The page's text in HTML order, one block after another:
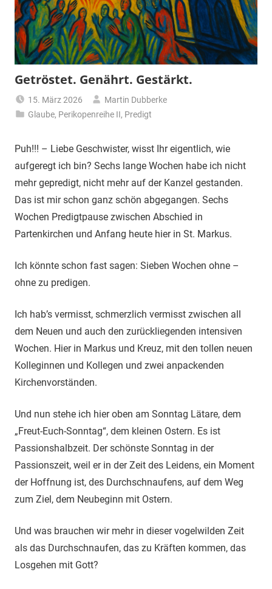
Getröstet. Genährt. Gestärkt.
15. März 2026
Martin Dubberke
Glaube, Perikopenreihe II, Predigt
Puh!!! – Liebe Geschwister, wisst Ihr eigentlich, wie
aufgeregt ich bin? Sechs lange Wochen habe ich nicht
mehr gepredigt, nicht mehr auf der Kanzel gestanden.
Das ist mir schon ganz schön abgegangen. Sechs
Wochen Predigtpause zwischen Abschied in
Partenkirchen und Anfang heute hier in St. Markus.
Ich könnte schon fast sagen: Sieben Wochen ohne –
ohne zu predigen.
Ich hab’s vermisst, schmerzlich vermisst zwischen all
dem Neuen und auch den zurückliegenden intensiven
Wochen. Hier in Markus und Kreuz, mit den tollen neuen
Kolleginnen und Kollegen und zwei anpackenden
Kirchenvorständen.
Und nun stehe ich hier oben am Sonntag Lätare, dem
„Freut-Euch-Sonntag“, dem kleinen Ostern. Es ist
Passionshalbzeit. Der schönste Sonntag in der
Passionszeit, weil er in der Zeit des Leidens, ein Moment
der Hoffnung ist, des Durchschnaufens, auf dem Weg
zum Ziel, dem Neubeginn mit Ostern.
Und was brauchen wir mehr in dieser vogelwilden Zeit
als das Durchschnaufen, das zu Kräften kommen, das
Losgehen mit Gott?